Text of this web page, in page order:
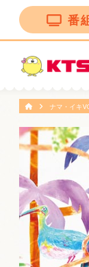
番
ＦＮＮ Ｌｉｖｅ
ナマ・イキ